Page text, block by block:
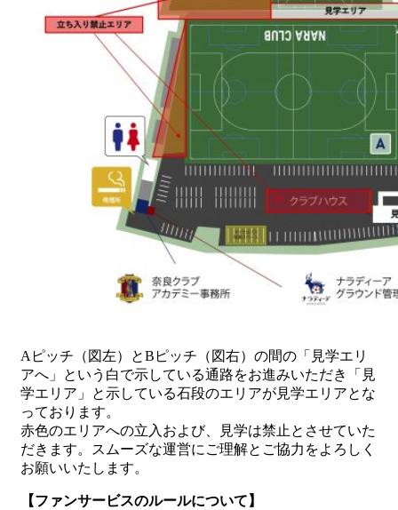
Aピッチ（図左）とBピッチ（図右）の間の「見学エリ
アへ」という白で示している通路をお進みいただき「見
学エリア」と示している石段のエリアが見学エリアとな
っております。
赤色のエリアへの立入および、見学は禁止とさせていた
だきます。スムーズな運営にご理解とご協力をよろしく
お願いいたします。
【ファンサービスのルールについて】